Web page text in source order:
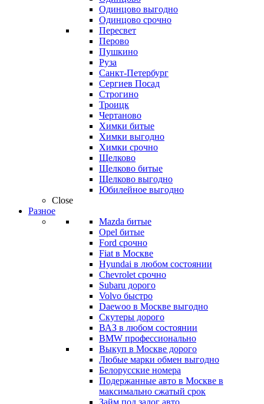
Одинцово выгодно
Одинцово срочно
Пересвет
Перово
Пушкино
Руза
Санкт-Петербург
Сергиев Посад
Строгино
Троицк
Чертаново
Химки битые
Химки выгодно
Химки срочно
Щелково
Щелково битые
Щелково выгодно
Юбилейное выгодно
Close
Разное
Mazda битые
Opel битые
Ford срочно
Fiat в Москве
Hyundai в любом состоянии
Chevrolet срочно
Subaru дорого
Volvo быстро
Daewoo в Москве выгодно
Скутеры дорого
ВАЗ в любом состоянии
BMW профессионально
Выкуп в Москве дорого
Любые марки обмен выгодно
Белорусские номера
Подержанные авто в Москве в
максимально сжатый срок
Займ под залог авто